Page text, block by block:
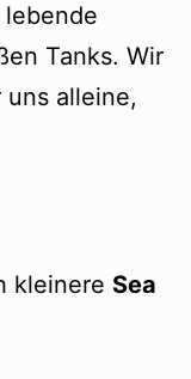
Tanks. Wir
alleine,
kleinere Sea